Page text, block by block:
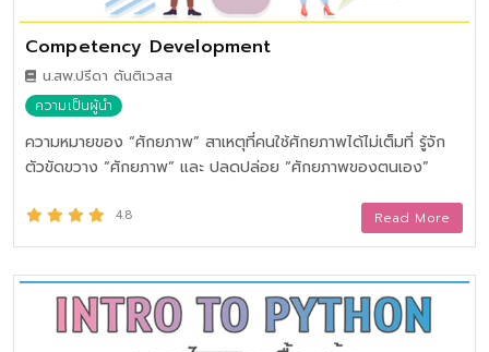
Competency Development
น.สพ.ปรีดา ตันติเวสส
ความเป็นผู้นำ
ความหมายของ “ศักยภาพ” สาเหตุที่คนใช้ศักยภาพได้ไม่เต็มที่ รู้จัก
ตัวขัดขวาง “ศักยภาพ” และ ปลดปล่อย “ศักยภาพของตนเอง”
4.8 Read More